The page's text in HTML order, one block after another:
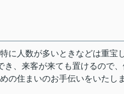
に人数が多いときなどは重
、来客が来ても置けるので
の住まいのお手伝いをいた